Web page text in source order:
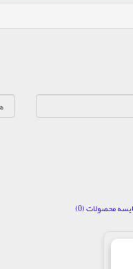
محصولات (0)